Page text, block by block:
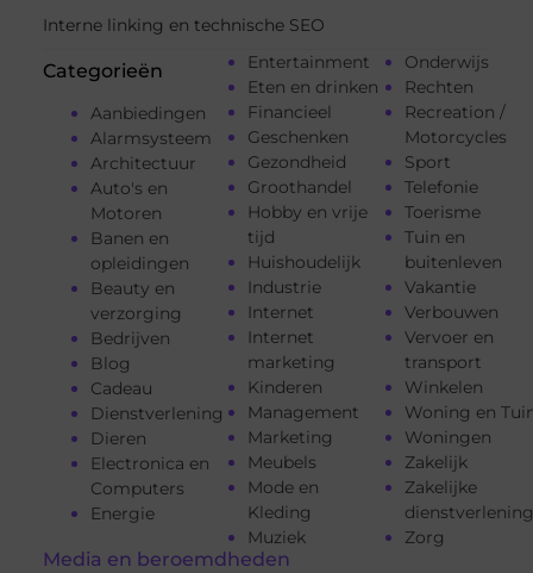
Interne linking en technische SEO
Categorieën
Aanbiedingen
Alarmsysteem
Architectuur
Auto's en
Motoren
Banen en
opleidingen
Beauty en
verzorging
Bedrijven
Blog
Cadeau
Dienstverlening
Dieren
Electronica en
Computers
Energie
Entertainment
Eten en drinken
Financieel
Geschenken
Gezondheid
Groothandel
Hobby en vrije
tijd
Huishoudelijk
Industrie
Internet
Internet
marketing
Kinderen
Management
Marketing
Meubels
Mode en
Kleding
Muziek
Onderwijs
Rechten
Recreation /
Motorcycles
Sport
Telefonie
Toerisme
Tuin en
buitenleven
Vakantie
Verbouwen
Vervoer en
transport
Winkelen
Woning en
Woningen
Zakelijk
Zakelijke
Zorg
Media en beroemdheden